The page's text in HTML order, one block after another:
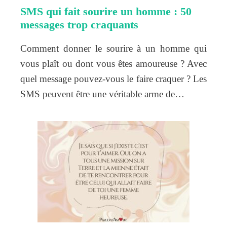
SMS qui fait sourire un homme : 50
messages trop craquants
Comment donner le sourire à un homme qui
vous plaît ou dont vous êtes amoureuse ? Avec
quel message pouvez-vous le faire craquer ? Les
SMS peuvent être une véritable arme de…